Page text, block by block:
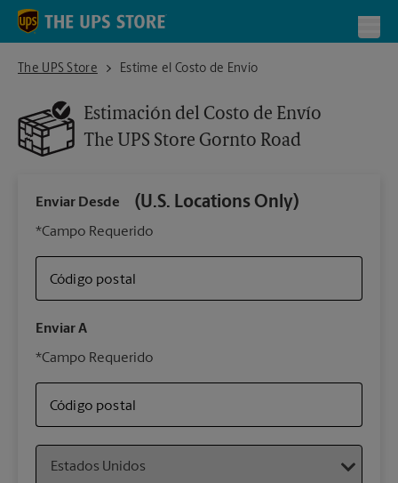
Skip to content
Return to Nav
The UPS Store
The UPS Store Gornto RoadEstime el Costo de Envío
Estimación del Costo de Envío
The UPS Store Gornto Road
Enviar Desde (U.S. Locations Only)
*Campo Requerido
Código postal
Enviar A
*Campo Requerido
Código postal